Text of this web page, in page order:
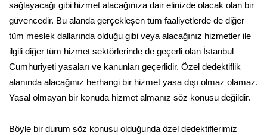
sağlayacağı gibi hizmet alacağınıza dair elinizde olacak olan bir
güvencedir. Bu alanda gerçekleşen tüm faaliyetlerde de diğer
tüm meslek dallarında olduğu gibi veya alacağınız hizmetler ile
ilgili diğer tüm hizmet sektörlerinde de geçerli olan İstanbul
Cumhuriyeti yasaları ve kanunları geçerlidir. Özel dedektiflik
alanında alacağınız herhangi bir hizmet yasa dışı olmaz olamaz.
Yasal olmayan bir konuda hizmet almanız söz konusu değildir.
Böyle bir durum söz konusu olduğunda özel dedektiflerimiz